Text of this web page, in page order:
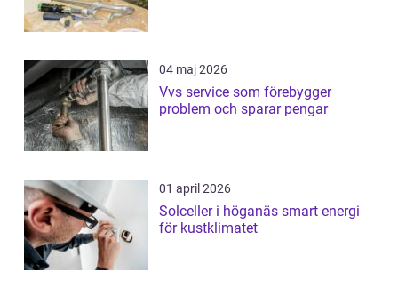
04 maj 2026
Vvs service som förebygger
problem och sparar pengar
01 april 2026
Solceller i höganäs smart energi
för kustklimatet